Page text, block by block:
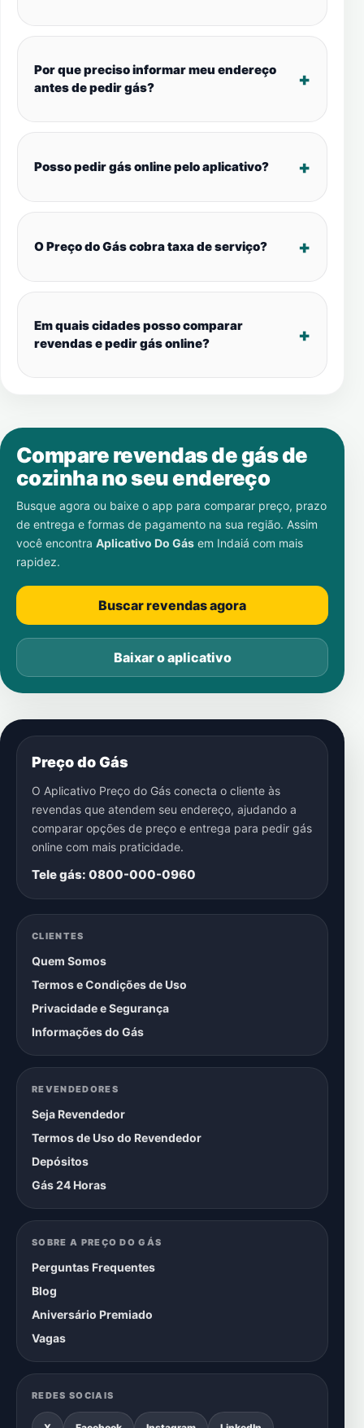
Por que preciso informar meu endereço
antes de pedir gás?
Posso pedir gás online pelo aplicativo?
O Preço do Gás cobra taxa de serviço?
Em quais cidades posso comparar
revendas e pedir gás online?
Compare revendas de gás de
cozinha no seu endereço
Busque agora ou baixe o app para comparar preço, prazo
de entrega e formas de pagamento na sua região. Assim
você encontra Aplicativo Do Gás em Indaiá com mais
rapidez.
Buscar revendas agora
Baixar o aplicativo
Preço do Gás
O Aplicativo Preço do Gás conecta o cliente às
revendas que atendem seu endereço, ajudando a
comparar opções de preço e entrega para pedir gás
online com mais praticidade.
Tele gás: 0800-000-0960
CLIENTES
Quem Somos
Termos e Condições de Uso
Privacidade e Segurança
Informações do Gás
REVENDEDORES
Seja Revendedor
Termos de Uso do Revendedor
Depósitos
Gás 24 Horas
SOBRE A PREÇO DO GÁS
Perguntas Frequentes
Blog
Aniversário Premiado
Vagas
REDES SOCIAIS